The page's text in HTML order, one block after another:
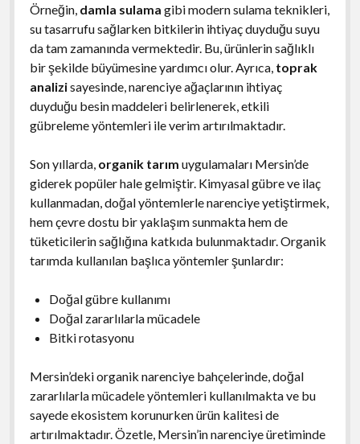
Örneğin, damla sulama gibi modern sulama teknikleri,
su tasarrufu sağlarken bitkilerin ihtiyaç duyduğu suyu
da tam zamanında vermektedir. Bu, ürünlerin sağlıklı
bir şekilde büyümesine yardımcı olur. Ayrıca, toprak
analizisayesinde, narenciye ağaçlarının ihtiyaç
duyduğu besin maddeleri belirlenerek, etkili
gübreleme yöntemleri ile verim artırılmaktadır.
Son yıllarda, organik tarım uygulamaları Mersin’de
giderek popüler hale gelmiştir. Kimyasal gübre ve ilaç
kullanmadan, doğal yöntemlerle narenciye yetiştirmek,
hem çevre dostu bir yaklaşım sunmakta hem de
tüketicilerin sağlığına katkıda bulunmaktadır. Organik
tarımda kullanılan başlıca yöntemler şunlardır:
Doğal gübre kullanımı
Doğal zararlılarla mücadele
Bitki rotasyonu
Mersin’deki organik narenciye bahçelerinde, doğal
zararlılarla mücadele yöntemleri kullanılmakta ve bu
sayede ekosistem korunurken ürün kalitesi de
artırılmaktadır. Özetle, Mersin’in narenciye üretiminde